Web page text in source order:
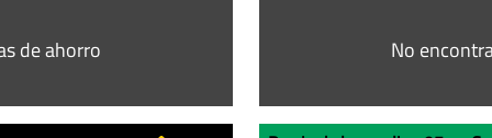
de ahorro No